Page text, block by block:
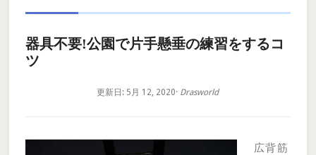
器具不要!公園で片手懸垂の練習をするコ
ツ
更新日: 5月 12, 2020· Drasworld
広背筋